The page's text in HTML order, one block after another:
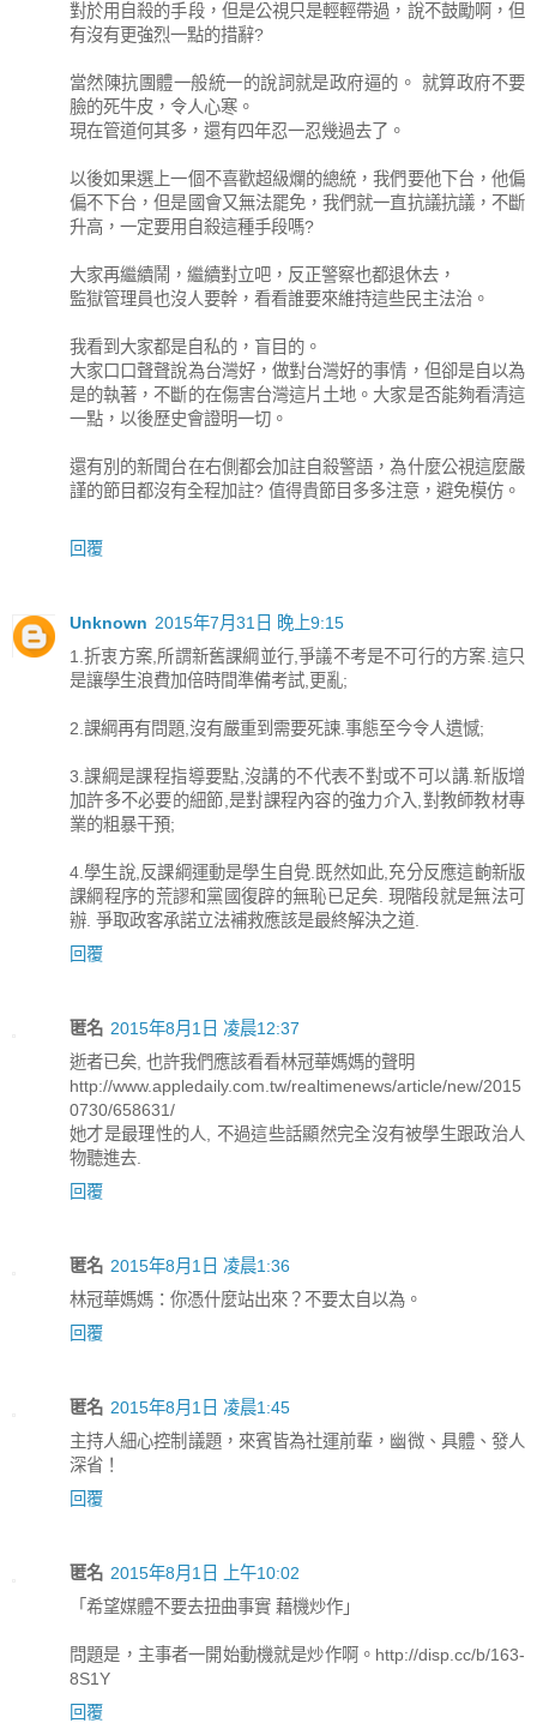
對於用自殺的手段，但是公視只是輕輕帶過，說不鼓勵啊，但
有沒有更強烈一點的措辭?
當然陳抗團體一般統一的說詞就是政府逼的。 就算政府不要
臉的死牛皮，令人心寒。
現在管道何其多，還有四年忍一忍幾過去了。
以後如果選上一個不喜歡超級爛的總統，我們要他下台，他偏
偏不下台，但是國會又無法罷免，我們就一直抗議抗議，不斷
升高，一定要用自殺這種手段嗎?
大家再繼續鬧，繼續對立吧，反正警察也都退休去，
監獄管理員也沒人要幹，看看誰要來維持這些民主法治。
我看到大家都是自私的，盲目的。
大家口口聲聲說為台灣好，做對台灣好的事情，但卻是自以為
是的執著，不斷的在傷害台灣這片土地。大家是否能夠看清這
一點，以後歷史會證明一切。
還有別的新聞台在右側都会加註自殺警語，為什麼公視這麼嚴
謹的節目都沒有全程加註? 值得貴節目多多注意，避免模仿。
回覆
Unknown 2015年7月31日 晚上9:15
1.折衷方案,所謂新舊課綱並行,爭議不考是不可行的方案.這只
是讓學生浪費加倍時間準備考試,更亂;
2.課綱再有問題,沒有嚴重到需要死諫.事態至今令人遺憾;
3.課綱是課程指導要點,沒講的不代表不對或不可以講.新版增
加許多不必要的細節,是對課程內容的強力介入,對教師教材專
業的粗暴干預;
4.學生說,反課綱運動是學生自覺.既然如此,充分反應這齣新版
課綱程序的荒謬和黨國復辟的無恥已足矣. 現階段就是無法可
辦. 爭取政客承諾立法補救應該是最終解決之道.
回覆
匿名 2015年8月1日 凌晨12:37
逝者已矣, 也許我們應該看看林冠華媽媽的聲明
http://www.appledaily.com.tw/realtimenews/article/new/2015
0730/658631/
她才是最理性的人, 不過這些話顯然完全沒有被學生跟政治人
物聽進去.
回覆
匿名 2015年8月1日 凌晨1:36
林冠華媽媽：你憑什麼站出來？不要太自以為。
回覆
匿名 2015年8月1日 凌晨1:45
主持人細心控制議題，來賓皆為社運前輩，幽微、具體、發人
深省！
回覆
匿名 2015年8月1日 上午10:02
「希望媒體不要去扭曲事實 藉機炒作」
問題是，主事者一開始動機就是炒作啊。http://disp.cc/b/163-
8S1Y
回覆